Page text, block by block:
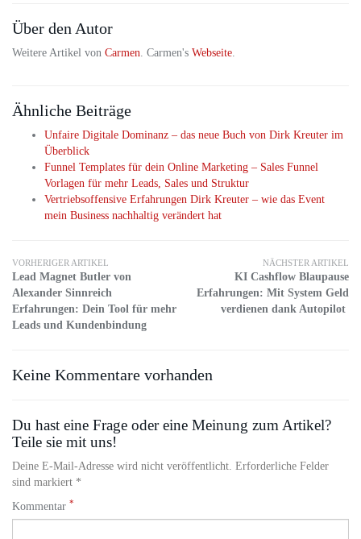
Über den Autor
Weitere Artikel von Carmen. Carmen's Webseite.
Ähnliche Beiträge
Unfaire Digitale Dominanz – das neue Buch von Dirk Kreuter im
Überblick
Funnel Templates für dein Online Marketing – Sales Funnel
Vorlagen für mehr Leads, Sales und Struktur
Vertriebsoffensive Erfahrungen Dirk Kreuter – wie das Event
mein Business nachhaltig verändert hat
VORHERIGER ARTIKEL
Lead Magnet Butler von
Alexander Sinnreich
Erfahrungen: Dein Tool für mehr
Leads und Kundenbindung
NÄCHSTER ARTIKEL
KI Cashflow Blaupause
Erfahrungen: Mit System Geld
verdienen dank Autopilot
Keine Kommentare vorhanden
Du hast eine Frage oder eine Meinung zum Artikel?
Teile sie mit uns!
Deine E-Mail-Adresse wird nicht veröffentlicht. Erforderliche Felder
sind markiert *
Kommentar *